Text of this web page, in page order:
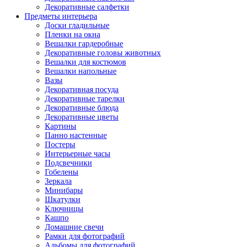
Декоративные салфетки
Предметы интерьера
Доски гладильные
Пленки на окна
Вешалки гардеробные
Декоративные головы животных
Вешалки для костюмов
Вешалки напольные
Вазы
Декоративная посуда
Декоративные тарелки
Декоративные блюда
Декоративные цветы
Картины
Панно настенные
Постеры
Интерьерные часы
Подсвечники
Гобелены
Зеркала
Минибары
Шкатулки
Ключницы
Кашпо
Домашние свечи
Рамки для фотографий
Альбомы для фотографий